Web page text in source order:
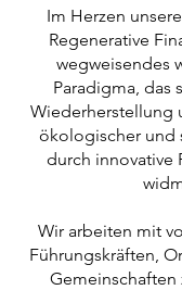
Im Herzen
Regenerative
wegweisendes
Paradigma, das
Wiederherstellung
ökologischer und
durch innovative
Wir arbeiten mit
Führungskräften,
Gemeinschaften